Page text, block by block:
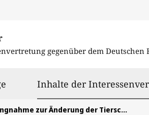
gegenüber dem Deutschen
Inhalte der
zur Änderung der Tierschutz-Versuchstierverordnung